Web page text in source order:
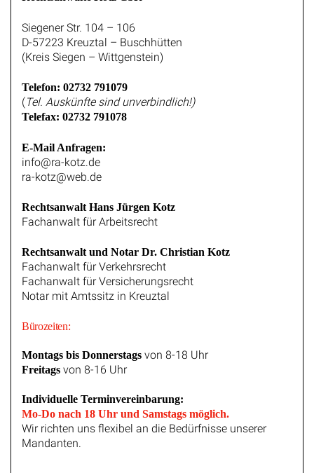
Siegener Str. 104 – 106
D-57223 Kreuztal – Buschhütten
(Kreis Siegen – Wittgenstein)
Telefon: 02732 791079
(Tel. Auskünfte sind unverbindlich!)
Telefax: 02732 791078
E-Mail Anfragen:
info@ra-kotz.de
ra-kotz@web.de
Rechtsanwalt Hans Jürgen Kotz
Fachanwalt für Arbeitsrecht
Rechtsanwalt und Notar Dr. Christian Kotz
Fachanwalt für Verkehrsrecht
Fachanwalt für Versicherungsrecht
Notar mit Amtssitz in Kreuztal
Bürozeiten:
Montags bis Donnerstags von 8-18 Uhr
Freitags von 8-16 Uhr
Individuelle Terminvereinbarung:
Mo-Do nach 18 Uhr und Samstags möglich.
Wir richten uns flexibel an die Bedürfnisse unserer
Mandanten.